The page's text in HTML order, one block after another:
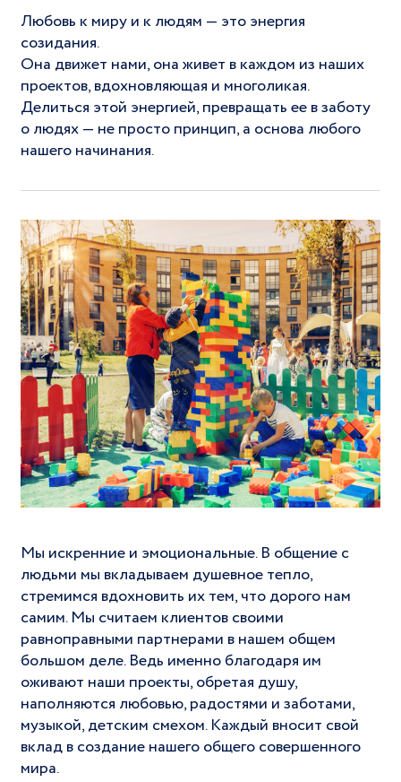
Любовь к миру и к людям — это энергия
созидания.
Она движет нами, она живет в каждом из наших
проектов, вдохновляющая и многоликая.
Делиться этой энергией, превращать ее в заботу
о людях — не просто принцип, а основа любого
нашего начинания.
Мы искренние и эмоциональные. В общение с
людьми мы вкладываем душевное тепло,
стремимся вдохновить их тем, что дорого нам
самим. Мы считаем клиентов своими
равноправными партнерами в нашем общем
большом деле. Ведь именно благодаря им
оживают наши проекты, обретая душу,
наполняются любовью, радостями и заботами,
музыкой, детским смехом. Каждый вносит свой
вклад в создание нашего общего совершенного
мира.